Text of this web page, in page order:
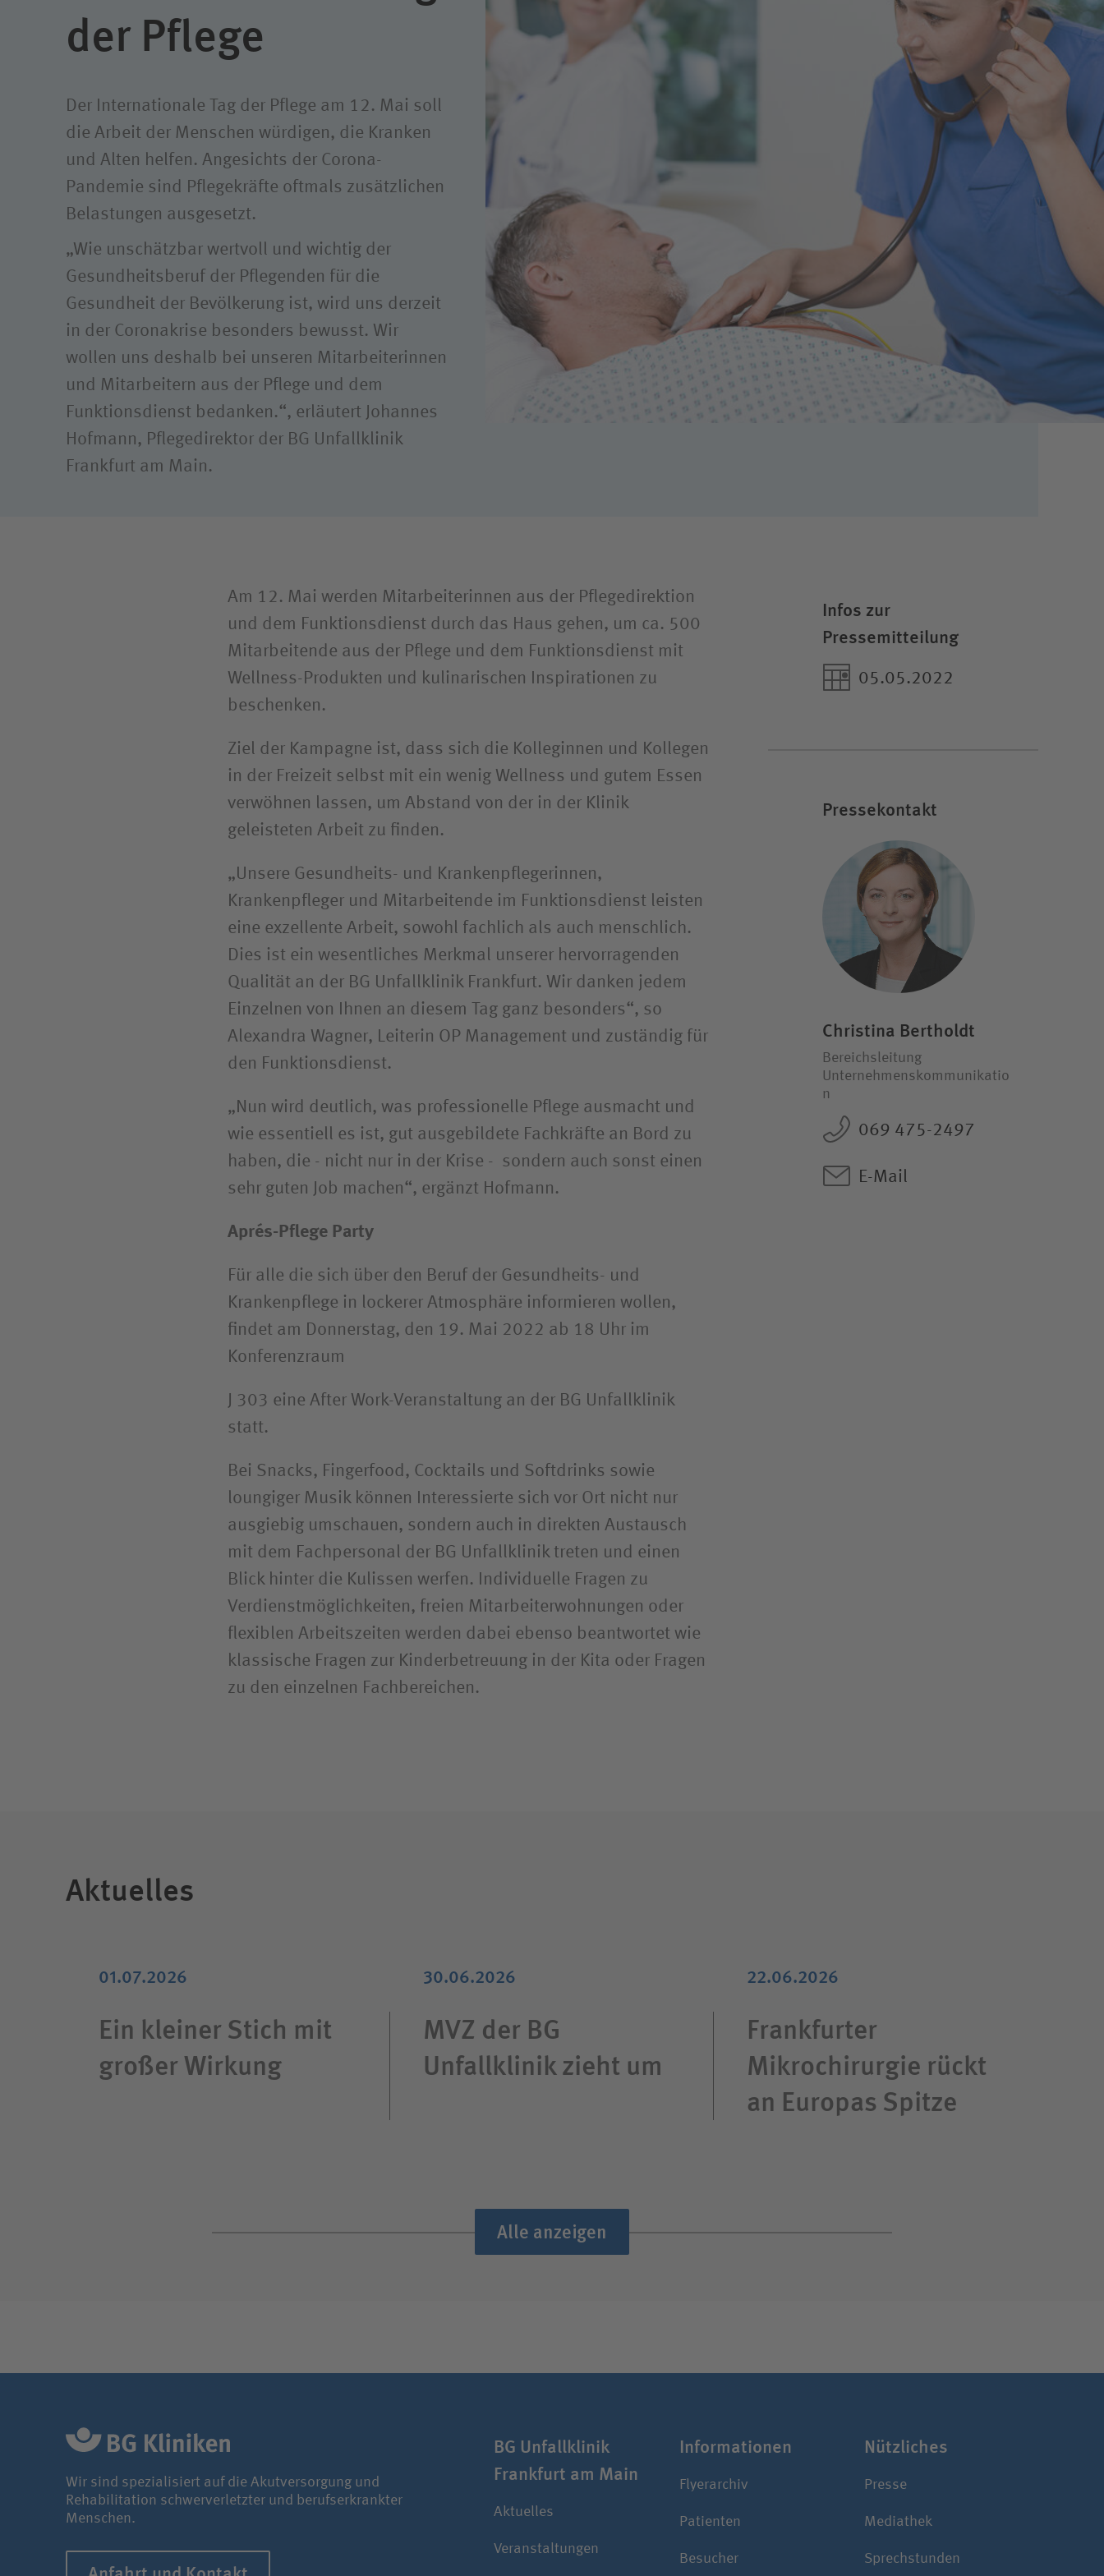
Klimaschutz
der Pflege
Der Internationale Tag der Pflege am 12. Mai soll
die Arbeit der Menschen würdigen, die Kranken
und Alten helfen. Angesichts der Corona-
Pandemie sind Pflegekräfte oftmals zusätzlichen
Belastungen ausgesetzt.
„Wie unschätzbar wertvoll und wichtig der
Gesundheitsberuf der Pflegenden für die
Gesundheit der Bevölkerung ist, wird uns derzeit
in der Coronakrise besonders bewusst. Wir
wollen uns deshalb bei unseren Mitarbeiterinnen
und Mitarbeitern aus der Pflege und dem
Funktionsdienst bedanken.“, erläutert Johannes
Hofmann, Pflegedirektor der BG Unfallklinik
Frankfurt am Main.
Infos zur
Pressemitteilung
05.05.2022
Pressekontakt
Christina Bertholdt
Bereichsleitung
Unternehmenskommunikatio
n
069 475-2497
E-Mail
Am 12. Mai werden Mitarbeiterinnen aus der Pflegedirektion
und dem Funktionsdienst durch das Haus gehen, um ca. 500
Mitarbeitende aus der Pflege und dem Funktionsdienst mit
Wellness-Produkten und kulinarischen Inspirationen zu
beschenken.
Ziel der Kampagne ist, dass sich die Kolleginnen und Kollegen
in der Freizeit selbst mit ein wenig Wellness und gutem Essen
verwöhnen lassen, um Abstand von der in der Klinik
geleisteten Arbeit zu finden.
„Unsere Gesundheits- und Krankenpflegerinnen,
Krankenpfleger und Mitarbeitende im Funktionsdienst leisten
eine exzellente Arbeit, sowohl fachlich als auch menschlich.
Dies ist ein wesentliches Merkmal unserer hervorragenden
Qualität an der BG Unfallklinik Frankfurt. Wir danken jedem
Einzelnen von Ihnen an diesem Tag ganz besonders“, so
Alexandra Wagner, Leiterin OP Management und zuständig für
den Funktionsdienst.
„Nun wird deutlich, was professionelle Pflege ausmacht und
wie essentiell es ist, gut ausgebildete Fachkräfte an Bord zu
haben, die - nicht nur in der Krise - sondern auch sonst einen
sehr guten Job machen“, ergänzt Hofmann.
Aprés-Pflege Party
Für alle die sich über den Beruf der Gesundheits- und
Krankenpflege in lockerer Atmosphäre informieren wollen,
findet am Donnerstag, den 19. Mai 2022 ab 18 Uhr im
Konferenzraum
J 303 eine After Work-Veranstaltung an der BG Unfallklinik
statt.
Bei Snacks, Fingerfood, Cocktails und Softdrinks sowie
loungiger Musik können Interessierte sich vor Ort nicht nur
ausgiebig umschauen, sondern auch in direkten Austausch
mit dem Fachpersonal der BG Unfallklinik treten und einen
Blick hinter die Kulissen werfen. Individuelle Fragen zu
Verdienstmöglichkeiten, freien Mitarbeiterwohnungen oder
flexiblen Arbeitszeiten werden dabei ebenso beantwortet wie
klassische Fragen zur Kinderbetreuung in der Kita oder Fragen
zu den einzelnen Fachbereichen.
Aktuelles
01.07.2026
Ein kleiner Stich mit
großer Wirkung
30.06.2026
MVZ der BG
Unfallklinik zieht um
22.06.2026
Frankfurter
Mikrochirurgie rückt
an Europas Spitze
Alle anzeigen
Wir sind spezialisiert auf die Akutversorgung und
Rehabilitation schwerverletzter und berufserkrankter
Menschen.
BG Unfallklinik
Frankfurt am Main
Aktuelles
Veranstaltungen
Infor­ma­tionen
Flyerarchiv
Patienten
Besucher
Nützliches
Presse
Mediathek
Sprechstunden